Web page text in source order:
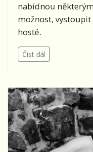
nabídnou
možnost,
hosté.
Číst dál